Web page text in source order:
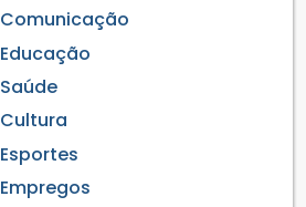
Comunicação
Educação
Saúde
Cultura
Esportes
Empregos